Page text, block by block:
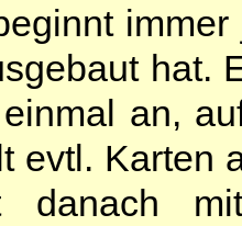
hat.
an,
evtl. Karten
danach